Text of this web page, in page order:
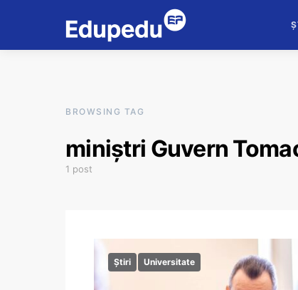
BROWSING TAG
miniștri Guvern
1 post
Știri Universitate